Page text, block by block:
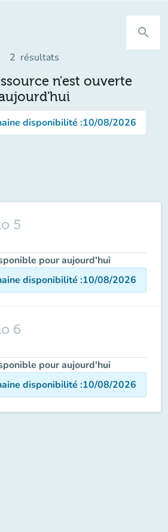
search
2 résultats
n'est ouverte
disponibilité :10/08/2026
5
pour aujourd'hui
disponibilité :10/08/2026
6
pour aujourd'hui
disponibilité :10/08/2026